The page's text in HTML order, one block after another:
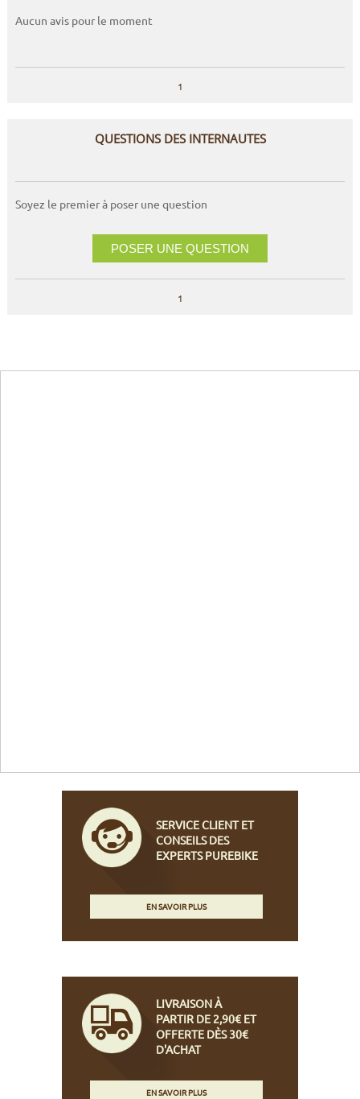
Aucun avis pour le moment
1
QUESTIONS DES INTERNAUTES
Soyez le premier à poser une question
POSER UNE QUESTION
1
SERVICE CLIENT ET
CONSEILS DES
EXPERTS PUREBIKE
EN SAVOIR PLUS
LIVRAISON À
PARTIR DE 2,90€ ET
OFFERTE DÈS 30€
D'ACHAT
EN SAVOIR PLUS